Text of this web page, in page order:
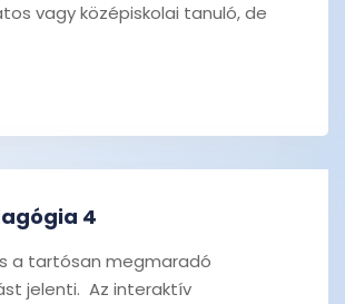
vagy középiskolai tanuló, de
4
a tartósan megmaradó
jelenti. Az interaktív